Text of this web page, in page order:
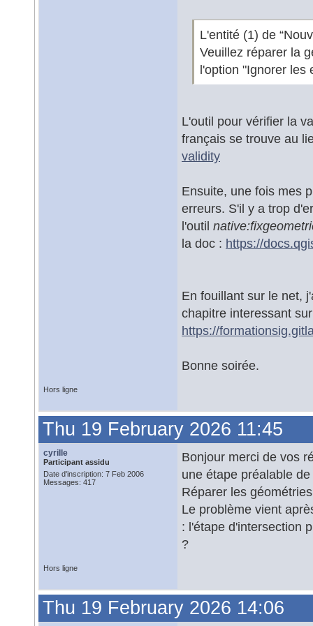
L'entité (1) de
Veuillez réparer la
l'option "Ignorer les
L'outil pour vérifier la
français se trouve au
validity
Ensuite, une fois mes
erreurs. S'il y a trop
l'outil
la doc : https://
En fouillant sur le net,
chapitre interessant
https://
Bonne soirée.
Hors ligne
Thu 19 February 2026 11:45
cyrille
Participant assidu
Date d'inscription: 7 Feb 2006
Messages: 417
Bonjour merci de vos
une étape préalable
Réparer les
Le problème vient
: l'étape d'intersection
?
Hors ligne
Thu 19 February 2026 14:06